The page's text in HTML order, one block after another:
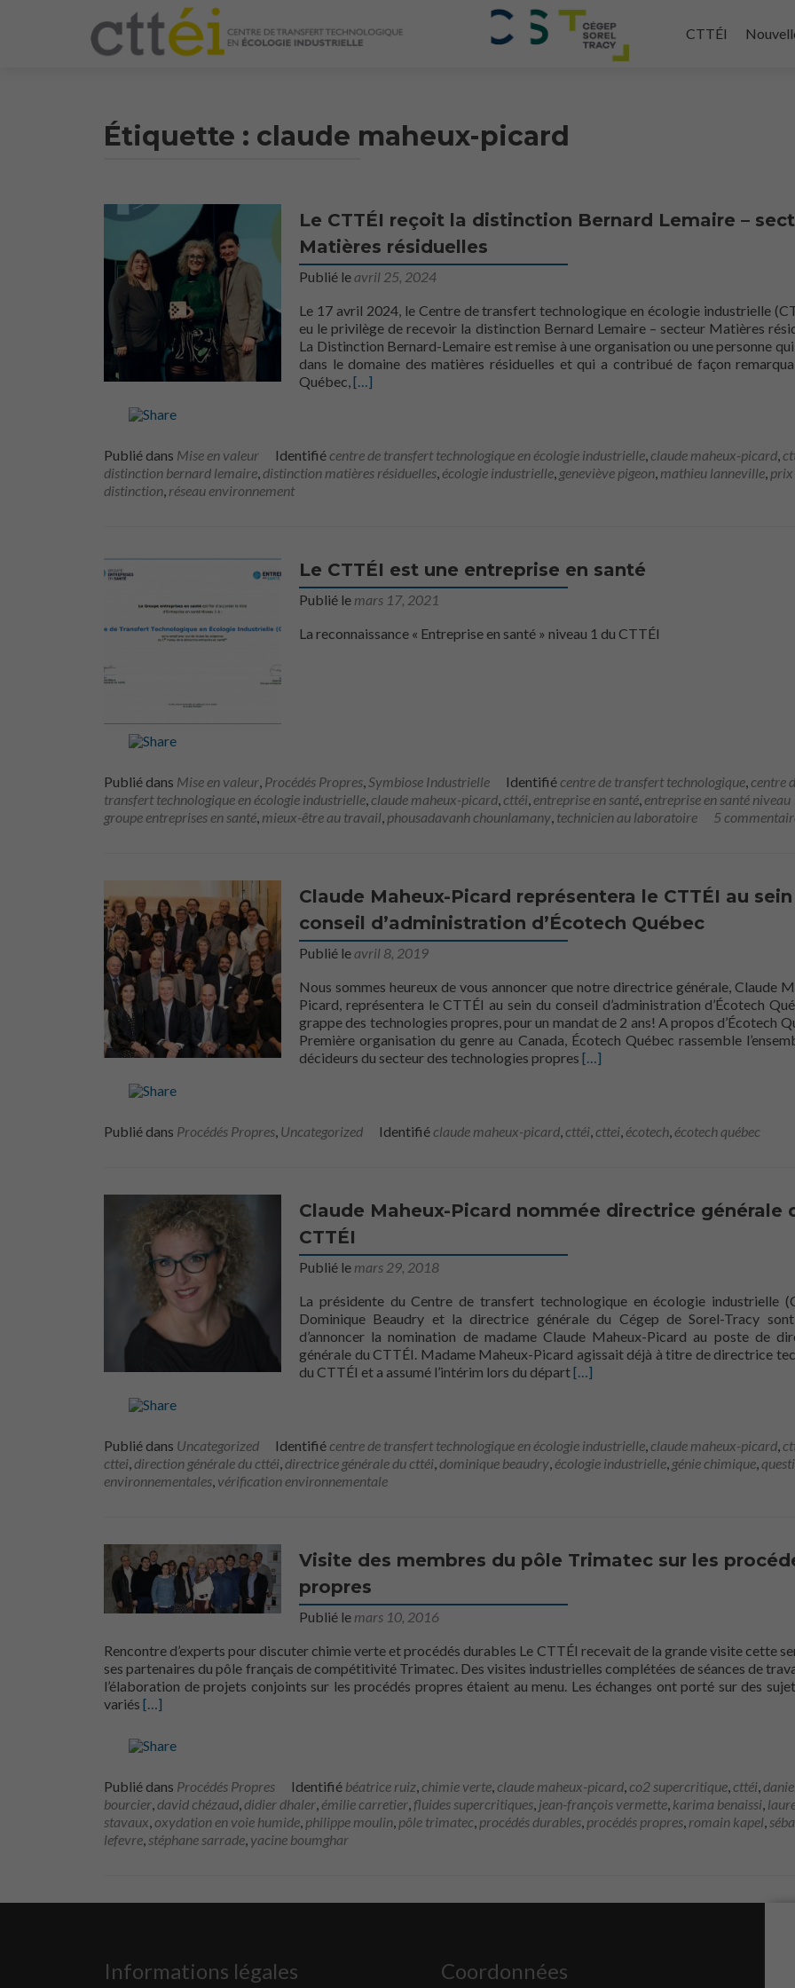
au
CTTÉI
Étiquette : claude maheux-picard
Le CTTÉI reçoit la distinction Bernard Lemaire –
Matières résiduelles
Publié leavril 25, 2024
Le 17 avril 2024, le Centre de transfert technologique en écologie industrielle
eu le privilège de recevoir la distinction Bernard Lemaire – secteur Matières
La Distinction Bernard-Lemaire est remise à une organisation ou une personne
dans le domaine des matières résiduelles et qui a contribué de façon
Québec,En savoir plus surLe CTTÉI reçoit la distinction Bernard Lemaire –
[…]
Publié dans Mise en valeur Identifiécentre de transfert technologique en écologie industrielle,claude maheux-picard,
distinction bernard lemaire,distinction matières résiduelles,écologie industrielle, geneviève pigeon, mathieu lanneville, prix
distinction, réseau environnement
Le CTTÉI est une entreprise en santé
Publié le mars 17, 2021
La reconnaissance « Entreprise en santé » niveau 1 du CTTÉI
Publié dans Mise en valeur, Procédés Propres,Symbiose Industrielle Identifiécentre de transfert technologique,centre
transfert technologique en écologie industrielle,claude maheux-picard,cttéi,entreprise en santé,entreprise en santé niveau
groupe entreprises en santé, mieux-être au travail, phousadavanh chounlamany, technicien au laboratoire 5
Claude Maheux-Picard représentera le CTTÉI au
conseil d’administration d’Écotech Québec
Publié leavril 8, 2019
Nous sommes heureux de vous annoncer que notre directrice générale, Claude
Picard, représentera le CTTÉI au sein du conseil d’administration d’Écotech
grappe des technologies propres, pour un mandat de 2 ans! A propos d’Écotech
Première organisation du genre au Canada, Écotech Québec rassemble
décideurs du secteur des technologies propres En savoir plus surClaude Maheux-
[…]
Publié dans Procédés Propres, Uncategorized Identifiéclaude maheux-picard,cttéi,cttei,écotech,écotech québec
Claude Maheux-Picard nommée directrice générale
CTTÉI
Publié le mars 29, 2018
La présidente du Centre de transfert technologique en écologie industrielle
Dominique Beaudry et la directrice générale du Cégep de Sorel-Tracy
d’annoncer la nomination de madame Claude Maheux-Picard au poste de
générale du CTTÉI. Madame Maheux-Picard agissait déjà à titre de directrice
du CTTÉI et a assumé l’intérim lors du départEn savoir plus surClaude Maheux-
[…]
Publié dans Uncategorized Identifiécentre de transfert technologique en écologie industrielle,claude maheux-picard,
cttei,direction générale du cttéi,directrice générale du cttéi,dominique beaudry,écologie industrielle, génie chimique,
environnementales, vérification environnementale
Visite des membres du pôle Trimatec sur les
propres
Publié le mars 10, 2016
Rencontre d’experts pour discuter chimie verte et procédés durables Le CTTÉI recevait de la grande visite cette
ses partenaires du pôle français de compétitivité Trimatec. Des visites industrielles complétées de séances de
l’élaboration de projets conjoints sur les procédés propres étaient au menu. Les échanges ont porté sur des
variés En savoir plus surVisite des membres du pôle Trimatec sur les procédés propres
[…]
Publié dans Procédés Propres Identifié béatrice ruiz chimie verte claude maheux-picard co2 supercritique cttéi
bourcier david chézaud didier dhaler émilie carretier fluides supercritiques jean-françois vermette karima benaissi
stavaux oxydation en voie humide philippe moulin pôle trimatec procédés durables procédés propres romain kapel
lefevre stéphane sarrade yacine boumghar
Informations légales Coordonnées